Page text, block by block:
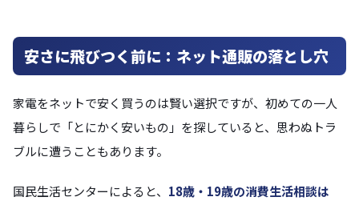
安さに飛びつく前に：ネット通販の落とし穴
家電をネットで安く買うのは賢い選択ですが、初めての一人
暮らしで「とにかく安いもの」を探していると、思わぬトラ
ブルに遭うこともあります。
国民生活センターによると、 18歳・19歳の消費生活相談は